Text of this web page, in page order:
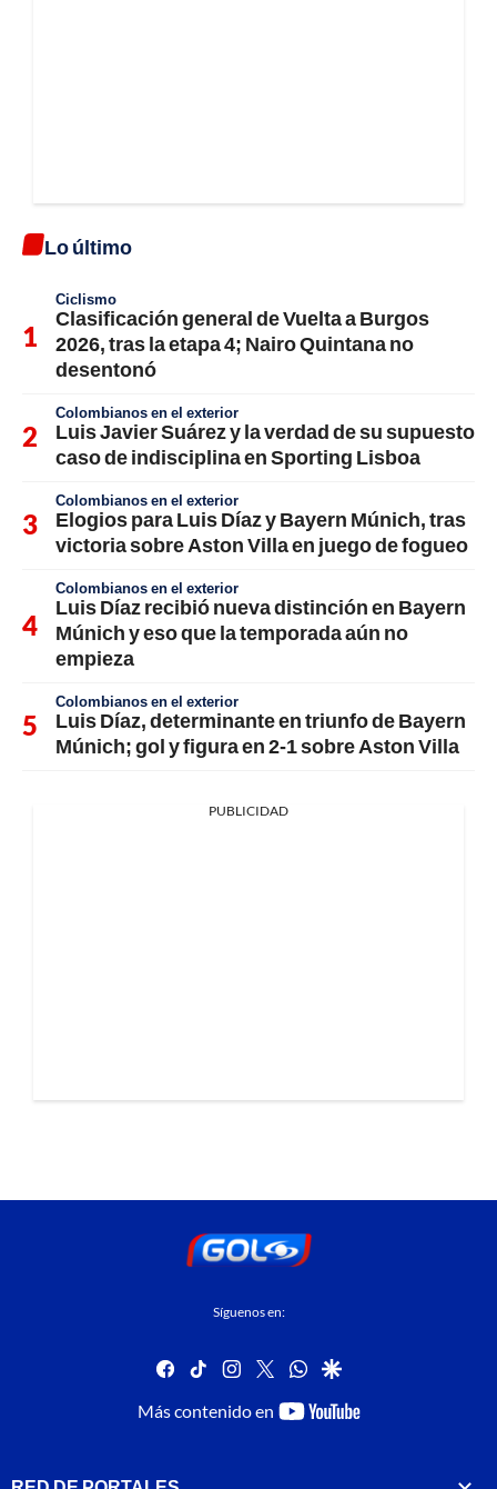
Lo último
Ciclismo
Clasificación general de Vuelta a Burgos
2026, tras la etapa 4; Nairo Quintana no
desentonó
Colombianos en el exterior
Luis Javier Suárez y la verdad de su supuesto
caso de indisciplina en Sporting Lisboa
Colombianos en el exterior
Elogios para Luis Díaz y Bayern Múnich, tras
victoria sobre Aston Villa en juego de fogueo
Colombianos en el exterior
Luis Díaz recibió nueva distinción en Bayern
Múnich y eso que la temporada aún no
empieza
Colombianos en el exterior
Luis Díaz, determinante en triunfo de Bayern
Múnich; gol y figura en 2-1 sobre Aston Villa
PUBLICIDAD
Síguenos en:
facebook
tiktok instagram
twitterwhatsapp
google
Más contenido en
youtube-